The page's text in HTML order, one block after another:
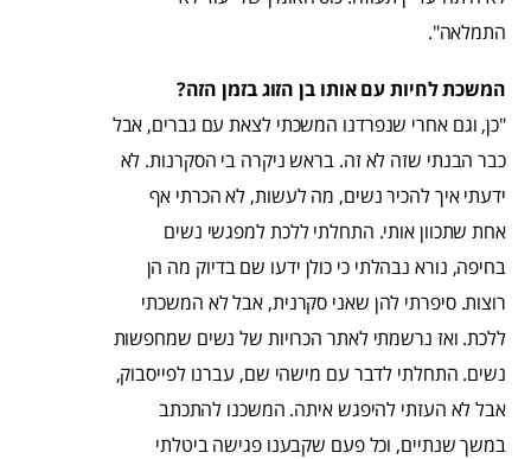
התמלאה".
המשכת לחיות עם אותו בן הזוג בזמן הזה?
"כן, וגם אחרי שנפרדנו המשכתי לצאת עם גברים, אבל
כבר הבנתי שזה לא זה. בראש ניקרה בי הסקרנות. לא
ידעתי איך להכיר נשים, מה לעשות, לא הכרתי אף
אחת שתכוון אותי. התחלתי ללכת למפגשי נשים
בחיפה, נורא נבהלתי כי כולן ידעו שם בדיוק מה הן
רוצות. סיפרתי להן שאני סקרנית, אבל לא המשכתי
ללכת. ואז נרשמתי לאתר הכרויות של נשים שמחפשות
נשים. התחלתי לדבר עם מישהי שם, עברנו לפייסבוק,
אבל לא העזתי להיפגש איתה. המשכנו להתכתב
במשך שנתיים, וכל פעם שקבענו פגישה ביטלתי